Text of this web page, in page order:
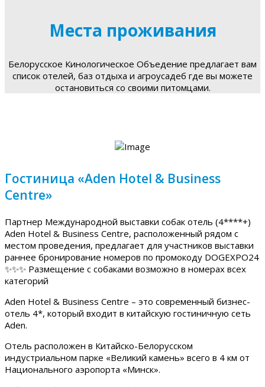
Места проживания
Белорусское Кинологическое Объедение предлагает вам
список отелей, баз отдыха и агроусадеб где вы можете
остановиться со своими питомцами.
Гостиница «Aden Hotel & Business
Centre»
Партнер Международной выставки собак отель (4****+)
Aden Hotel & Business Centre, расположенный рядом с
местом проведения, предлагает для участников выставки
раннее бронирование номеров по промокоду DOGEXPO24
✨✨✨ Размещение с собаками возможно в номерах всех
категорий
Aden Hotel & Business Centre – это современный бизнес-
отель 4*, который входит в китайскую гостиничную сеть
Aden.
Отель расположен в Китайско-Белорусском
индустриальном парке «Великий камень» всего в 4 км от
Национального аэропорта «Минск».